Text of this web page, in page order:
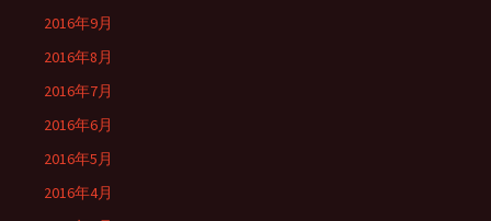
2016年9月
2016年8月
2016年7月
2016年6月
2016年5月
2016年4月